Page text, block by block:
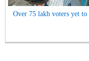
Over 75 lakh voters yet